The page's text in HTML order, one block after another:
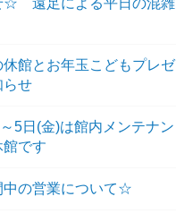
☆ 遠足による平日の混雑
館とお年玉こどもプレゼ
らせ
5日(金)は館内メンテナン
館です
の営業について☆